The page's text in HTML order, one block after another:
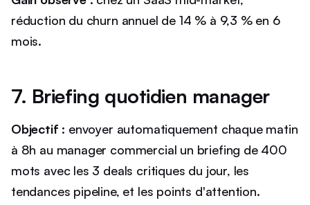
réduction du churn annuel de 14 % à 9,3 % en 6
mois.
7. Briefing quotidien manager
Objectif : envoyer automatiquement chaque matin
à 8h au manager commercial un briefing de 400
mots avec les 3 deals critiques du jour, les
tendances pipeline, et les points d'attention.